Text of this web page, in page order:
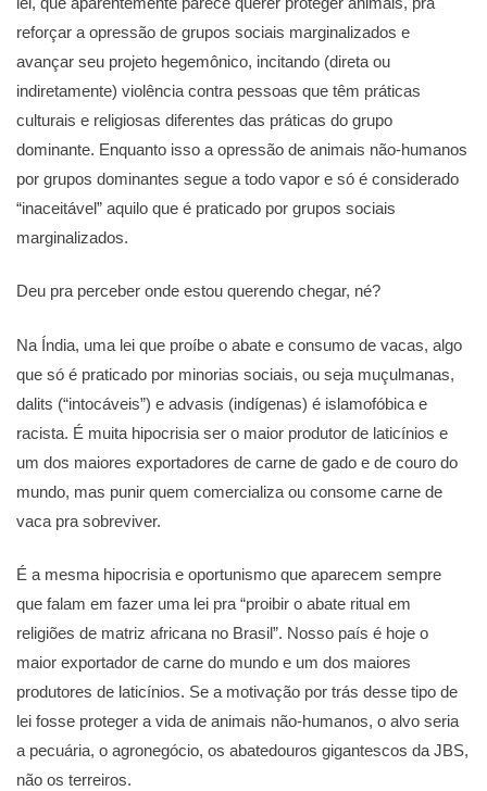
reforçar a opressão de grupos sociais marginalizados e
avançar seu projeto hegemônico, incitando (direta ou
indiretamente) violência contra pessoas que têm práticas
culturais e religiosas diferentes das práticas do grupo
dominante. Enquanto isso a opressão de animais não-humanos
por grupos dominantes segue a todo vapor e só é considerado
“inaceitável” aquilo que é praticado por grupos sociais
marginalizados.
Deu pra perceber onde estou querendo chegar, né?
Na Índia, uma lei que proíbe o abate e consumo de vacas, algo
que só é praticado por minorias sociais, ou seja muçulmanas,
dalits (“intocáveis”) e advasis (indígenas) é islamofóbica e
racista. É muita hipocrisia ser o maior produtor de laticínios e
um dos maiores exportadores de carne de gado e de couro do
mundo, mas punir quem comercializa ou consome carne de
vaca pra sobreviver.
É a mesma hipocrisia e oportunismo que aparecem sempre
que falam em fazer uma lei pra “proibir o abate ritual em
religiões de matriz africana no Brasil”. Nosso país é hoje o
maior exportador de carne do mundo e um dos maiores
produtores de laticínios. Se a motivação por trás desse tipo de
lei fosse proteger a vida de animais não-humanos, o alvo seria
a pecuária, o agronegócio, os abatedouros gigantescos da JBS,
não os terreiros.